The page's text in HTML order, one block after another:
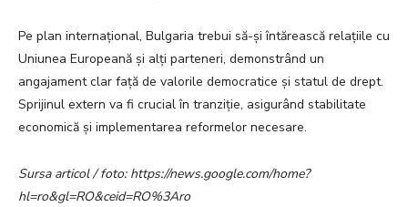
Pe plan internațional, Bulgaria trebui să-și întărească relațiile cu
Uniunea Europeană și alți parteneri, demonstrând un
angajament clar față de valorile democratice și statul de drept.
Sprijinul extern va fi crucial în tranziție, asigurând stabilitate
economică și implementarea reformelor necesare.
Sursa articol / foto: https://news.google.com/home?
hl=ro&gl=RO&ceid=RO%3Aro